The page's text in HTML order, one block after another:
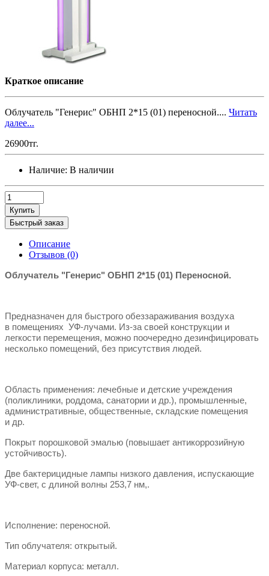
Краткое описание
Облучатель "Генерис" ОБНП 2*15 (01) переносной.... Читать
далее...
26900тг.
Наличие: В наличии
Купить
Быстрый заказ
Описание
Отзывов (0)
Облучатель "Генерис" ОБНП 2*15 (01) Переносной.
Предназначен для быстрого обеззараживания воздуха
в помещениях УФ-лучами. Из-за своей конструкции и
легкости перемещения, можно поочередно дезинфицировать
несколько помещений, без присутствия людей.
Область применения: лечебные и детские учреждения
(поликлиники, роддома, санатории и др.), промышленные,
административные, общественные, складские помещения
и др.
Покрыт порошковой эмалью (повышает антикоррозийную
устойчивость).
Две бактерицидные лампы низкого давления, испускающие
УФ-свет, с длиной волны 253,7 нм,.
Исполнение: переносной.
Тип облучателя: открытый.
Материал корпуса: металл.